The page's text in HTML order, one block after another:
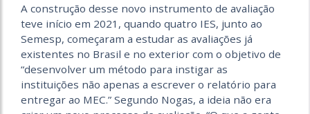
A construção desse novo instrumento de avaliação
teve início em 2021, quando quatro IES, junto ao
Semesp, começaram a estudar as avaliações já
existentes no Brasil e no exterior com o objetivo de
“desenvolver um método para instigar as
instituições não apenas a escrever o relatório para
entregar ao MEC.” Segundo Nogas, a ideia não era